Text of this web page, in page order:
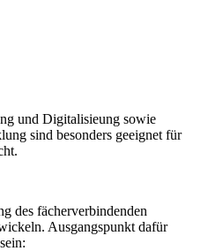
und Digitalisieung sowie
sind besonders geeignet für
des fächerverbindenden
Ausgangspunkt dafür